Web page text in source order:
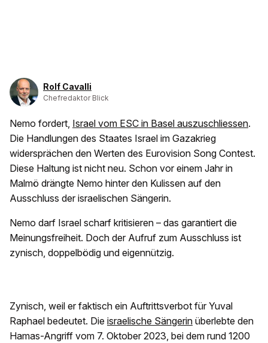
Rolf Cavalli
Chefredaktor Blick
Nemo fordert, Israel vom ESC in Basel auszuschliessen.
Die Handlungen des Staates Israel im Gazakrieg
widersprächen den Werten des Eurovision Song Contest.
Diese Haltung ist nicht neu. Schon vor einem Jahr in
Malmö drängte Nemo hinter den Kulissen auf den
Ausschluss der israelischen Sängerin.
Nemo darf Israel scharf kritisieren – das garantiert die
Meinungsfreiheit. Doch der Aufruf zum Ausschluss ist
zynisch, doppelbödig und eigennützig.
Zynisch, weil er faktisch ein Auftrittsverbot für Yuval
Raphael bedeutet. Die israelische Sängerin überlebte den
Hamas-Angriff vom 7. Oktober 2023, bei dem rund 1200